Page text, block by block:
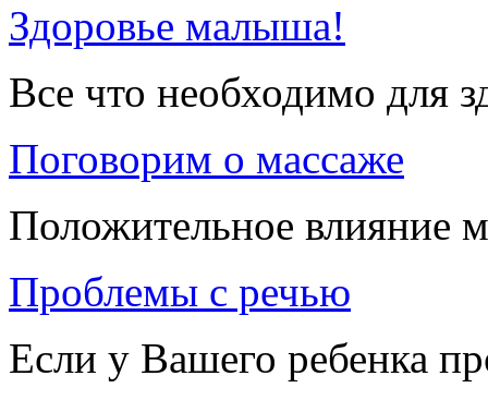
Здоровье малыша!
Все что необходимо для
Поговорим о массаже
Положительное влияние
Проблемы с речью
Если у Вашего ребенка